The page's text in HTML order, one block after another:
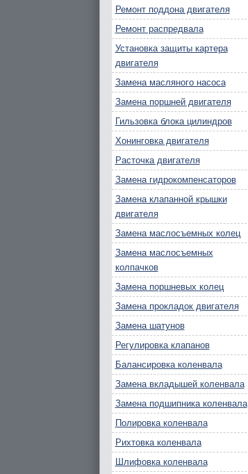
Ремонт поддона двигателя
Ремонт распредвала
Установка защиты картера
двигателя
Замена масляного насоса
Замена поршней двигателя
Гильзовка блока цилиндров
Хонинговка двигателя
Расточка двигателя
Замена гидрокомпенсаторов
Замена клапанной крышки
двигателя
Замена маслосъемных колец
Замена маслосъемных
колпачков
Замена поршневых колец
Замена прокладок двигателя
Замена шатунов
Регулировка клапанов
Балансировка коленвала
Замена вкладышей коленвала
Замена подшипника коленвала
Полировка коленвала
Рихтовка коленвала
Шлифовка коленвала